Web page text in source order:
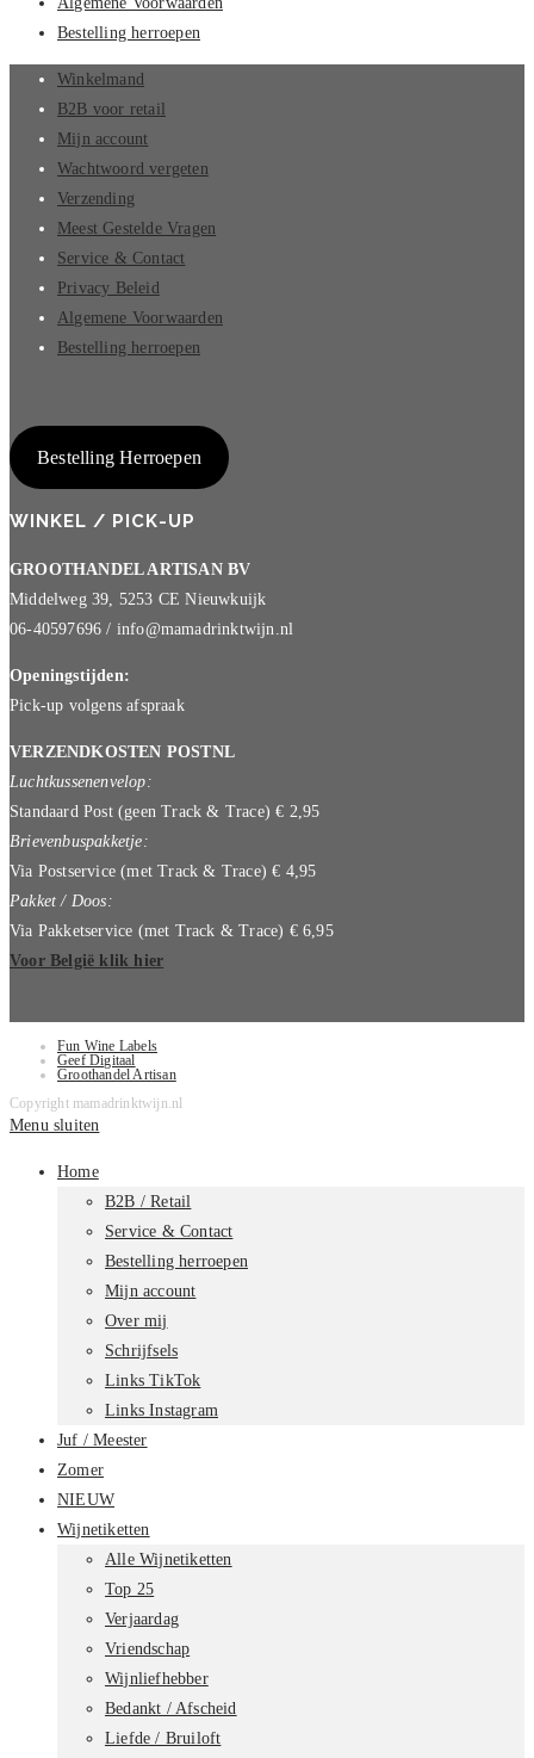
Bestelling herroepen
Winkelmand
B2B voor retail
Mijn account
Wachtwoord vergeten
Verzending
Meest Gestelde Vragen
Service & Contact
Privacy Beleid
Algemene Voorwaarden
Bestelling herroepen
Bestelling Herroepen
WINKEL / PICK-UP
GROOTHANDEL ARTISAN BV
Middelweg 39, 5253 CE Nieuwkuijk
06-40597696 / info@mamadrinktwijn.nl
Openingstijden:
Pick-up volgens afspraak
VERZENDKOSTEN POSTNL
Luchtkussenenvelop:
Standaard Post (geen Track & Trace) € 2,95
Brievenbuspakketje:
Via Postservice (met Track & Trace) € 4,95
Pakket / Doos:
Via Pakketservice (met Track & Trace) € 6,95
Voor België klik hier
Fun Wine Labels
Geef Digitaal
Groothandel Artisan
Copyright mamadrinktwijn.nl
Menu sluiten
Home
B2B / Retail
Service & Contact
Bestelling herroepen
Mijn account
Over mij
Schrijfsels
Links TikTok
Links Instagram
Juf / Meester
Zomer
NIEUW
Wijnetiketten
Alle Wijnetiketten
Top 25
Verjaardag
Vriendschap
Wijnliefhebber
Bedankt / Afscheid
Liefde / Bruiloft